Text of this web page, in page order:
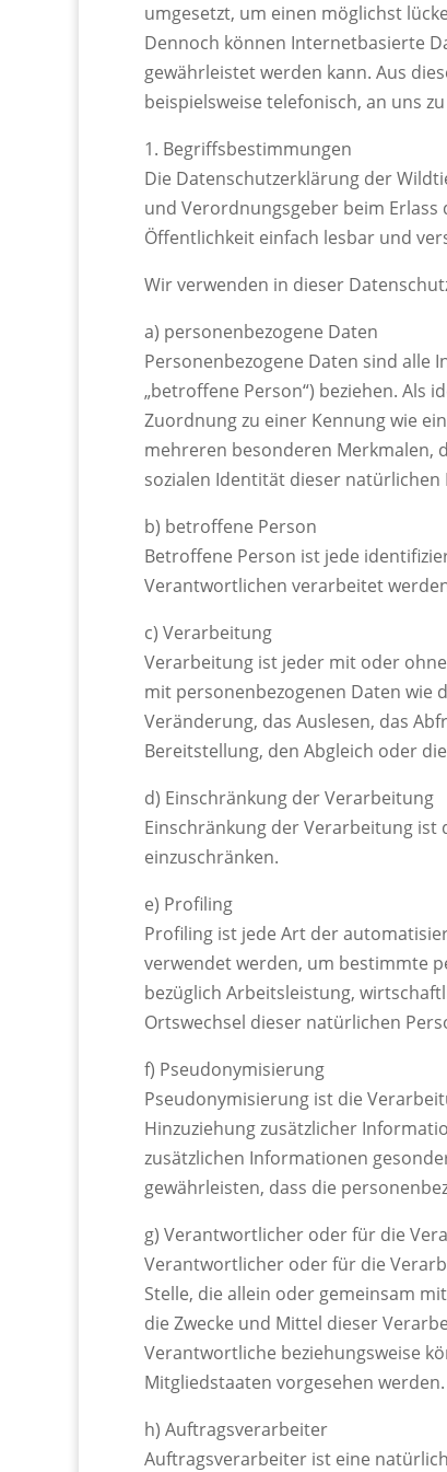
umgesetzt, um einen möglichst
Dennoch können Internetbasierte
gewährleistet werden kann. Aus
beispielsweise telefonisch, an uns
1. Begriffsbestimmungen
Die Datenschutzerklärung der
und Verordnungsgeber beim
Öffentlichkeit einfach lesbar und
Wir verwenden in dieser
a) personenbezogene Daten
Personenbezogene Daten sind alle
„betroffene Person“) beziehen. Als
Zuordnung zu einer Kennung wie
mehreren besonderen Merkmalen,
sozialen Identität dieser
b) betroffene Person
Betroffene Person ist jede
Verantwortlichen verarbeitet
c) Verarbeitung
Verarbeitung ist jeder mit oder
mit personenbezogenen Daten wie
Veränderung, das Auslesen, das
Bereitstellung, den Abgleich oder
d) Einschränkung der Verarbeitung
Einschränkung der Verarbeitung
einzuschränken.
e) Profiling
Profiling ist jede Art der
verwendet werden, um bestimmte
bezüglich Arbeitsleistung,
Ortswechsel dieser natürlichen
f) Pseudonymisierung
Pseudonymisierung ist die
Hinzuziehung zusätzlicher
zusätzlichen Informationen
gewährleisten, dass die
g) Verantwortlicher oder für die
Verantwortlicher oder für die
Stelle, die allein oder gemeinsam
die Zwecke und Mittel dieser
Verantwortliche beziehungsweise
Mitgliedstaaten vorgesehen werden.
h) Auftragsverarbeiter
Auftragsverarbeiter ist eine